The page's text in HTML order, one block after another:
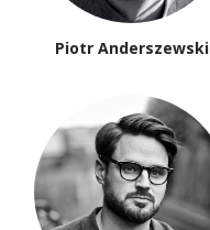
Piotr Anderszewski